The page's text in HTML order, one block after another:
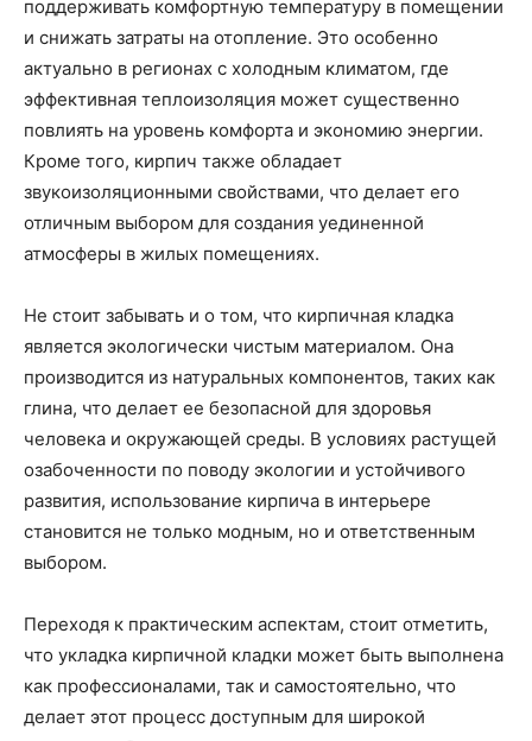
поддерживать комфортную температуру в помещении
и снижать затраты на отопление. Это особенно
актуально в регионах с холодным климатом, где
эффективная теплоизоляция может существенно
повлиять на уровень комфорта и экономию энергии.
Кроме того, кирпич также обладает
звукоизоляционными свойствами, что делает его
отличным выбором для создания уединенной
атмосферы в жилых помещениях.
Не стоит забывать и о том, что кирпичная кладка
является экологически чистым материалом. Она
производится из натуральных компонентов, таких как
глина, что делает ее безопасной для здоровья
человека и окружающей среды. В условиях растущей
озабоченности по поводу экологии и устойчивого
развития, использование кирпича в интерьере
становится не только модным, но и ответственным
выбором.
Переходя к практическим аспектам, стоит отметить,
что укладка кирпичной кладки может быть выполнена
как профессионалами, так и самостоятельно, что
делает этот процесс доступным для широкой